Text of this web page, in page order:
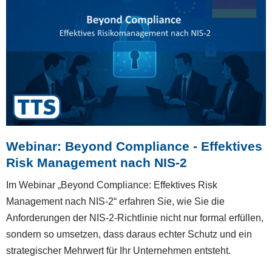
Webinar: Beyond Compliance - Effektives
Risk Management nach NIS-2
Im Webinar „Beyond Compliance: Effektives Risk
Management nach NIS-2“ erfahren Sie, wie Sie die
Anforderungen der NIS-2-Richtlinie nicht nur formal erfüllen,
sondern so umsetzen, dass daraus echter Schutz und ein
strategischer Mehrwert für Ihr Unternehmen entsteht.